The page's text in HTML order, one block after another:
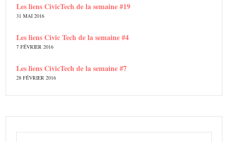
Les liens CivicTech de la semaine #19
31 MAI 2016
Les liens Civic Tech de la semaine #4
7 FÉVRIER 2016
Les liens CivicTech de la semaine #7
28 FÉVRIER 2016